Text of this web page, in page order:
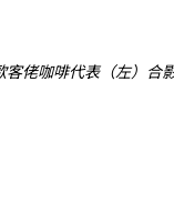
佬咖啡代表（左）合